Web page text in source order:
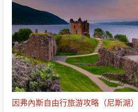
因弗內斯自由行旅游攻略（尼斯湖